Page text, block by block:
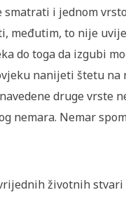
i jednom
međutim, to nije
do toga da izgubi
nanijeti štetu na
druge vrste
nemara. Nemar
životnih stvari